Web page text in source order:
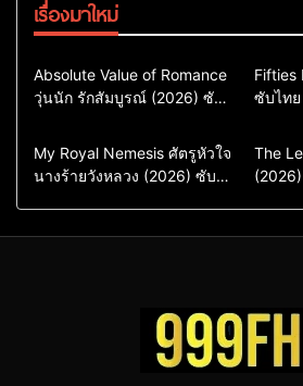
เรื่องมาใหม่
Comedy
Drama
ซีรี่ย์เกาหลี
ซีรี่ย์เกาหลีพากย์ไทย
Absolute Value of Romance
วุ่นนัก รักสัมบูรณ์ (2026) ซับ
ซีรี่ย์เ
Fifties
ซับไทย
Comedy
Drama
Sci-Fi & Fantasy
My Royal Nemesis ศัตรูหัวใจ
นางร้ายวังหลวง (2026) ซับ
Drama
ซีรี่ย์จี
The